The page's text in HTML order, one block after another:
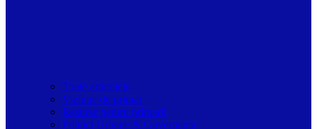
Toate articolele
Viziune de primar
Resurse pentru primarii
Politici Urbane & Guvernanta